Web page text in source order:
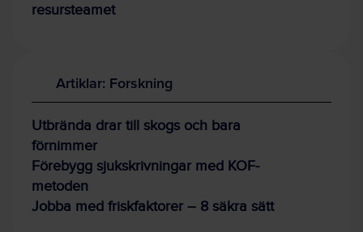
resursteamet
Artiklar: Forskning
Utbrända drar till skogs och bara
förnimmer
Förebygg sjukskrivningar med KOF-
metoden
Jobba med friskfaktorer – 8 säkra sätt